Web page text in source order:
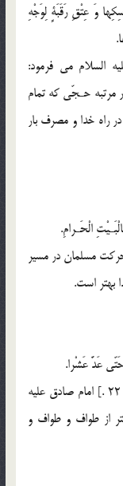
وَ عِتْقِ رَقَبَةٍ لِوَجْهِ
امام صادق عليه السلام مى فرمود:
مرتبه حـجّى كه تمام
راه خدا و مصرف بار
الْحَـرامِ.
حركت مسلمان در مسير
بهتر است.
عَدَّ عَشْرا.
[ ثواب الاعمال و عقاب الاعمال، باب 752، روايت 22 .] امام صادق عليه
از طواف و طواف و